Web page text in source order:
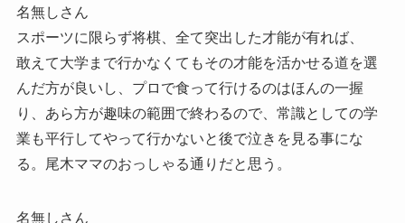
名無しさん
スポーツに限らず将棋、全て突出した才能が有れば、
敢えて大学まで行かなくてもその才能を活かせる道を選
んだ方が良いし、プロで食って行けるのはほんの一握
り、あら方が趣味の範囲で終わるので、常識としての学
業も平行してやって行かないと後で泣きを見る事にな
る。尾木ママのおっしゃる通りだと思う。
名無しさん